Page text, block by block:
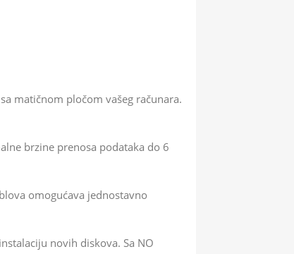
matičnom pločom vašeg računara.
brzine prenosa podataka do 6
omogućava jednostavno
novih diskova. Sa NO